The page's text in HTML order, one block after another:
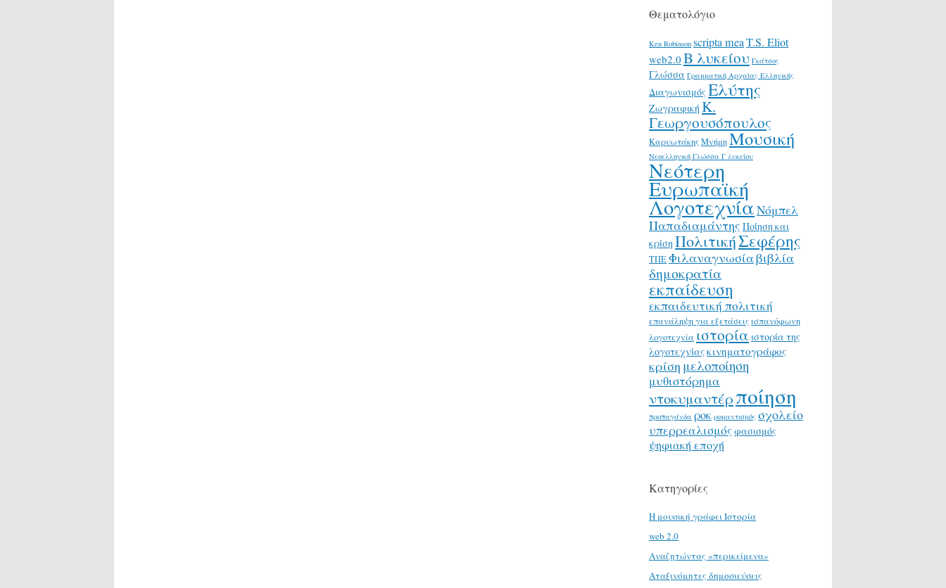
Θεματολόγιο
Ken Robinson scripta meaT.S. Eliot
web2.0 Β λυκείου Γκάτσος
Γλώσσα Γραμματική Αρχαίας Ελληνικής
ΔιαγωνισμόςΕλύτης
Ζωγραφική Κ.
Γεωργουσόπουλος
ΚαρυωτάκηςΜνήμηΜουσική
Νεοελληνική Γλώσσα Γ λυκείου
Νεότερη
Ευρωπαϊκή
ΛογοτεχνίαΝόμπελ
Παπαδιαμάντης Ποίηση και
κρίση ΠολιτικήΣεφέρης
ΤΠΕΦιλαναγνωσίαβιβλία
δημοκρατία
εκπαίδευση
εκπαιδευτική πολιτική
επανάληψη για εξετάσεις ισπανόφωνη
λογοτεχνία ιστορία ιστορία της
λογοτεχνίαςκινηματογράφος
κρίση μελοποίηση
μυθιστόρημα
ντοκυμαντέρποίηση
προπαγάνδα ροκ ρομαντισμός σχολείο
υπερρεαλισμόςφασισμός
ψηφιακή εποχή
Κατηγορίες
H μουσική γράφει Ιστορία
web 2.0
Αναζητώντας «περικείμενα»
Αταξινόμητες δημοσιεύσεις